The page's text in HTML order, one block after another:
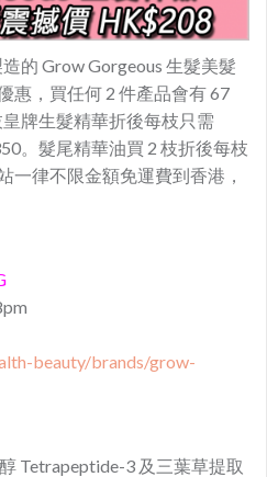
的 Grow Gorgeous 生髮美髮
惠，買任何 2 件產品會有 67
牌生髮精華折後每枝只需
。髮尾精華油買 2 枝折後每枝
一律不限金額免運費到香港，
beauty/brands/grow-
Tetrapeptide-3 及三葉草提取